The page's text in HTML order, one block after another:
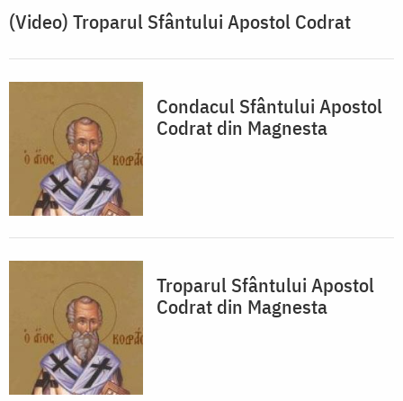
(Video) Troparul Sfântului Apostol Codrat
Condacul Sfântului Apostol
Codrat din Magnesta
Troparul Sfântului Apostol
Codrat din Magnesta